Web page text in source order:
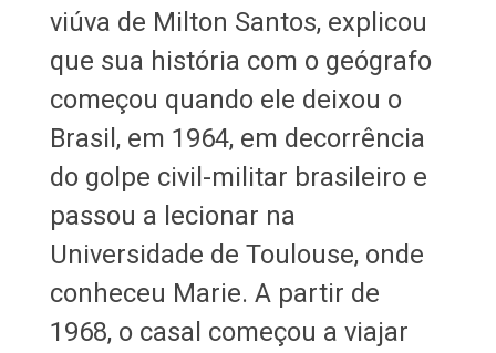
viúva de Milton Santos, explicou
que sua história com o geógrafo
começou quando ele deixou o
Brasil, em 1964, em decorrência
do golpe civil-militar brasileiro e
passou a lecionar na
Universidade de Toulouse, onde
conheceu Marie. A partir de
1968, o casal começou a viajar